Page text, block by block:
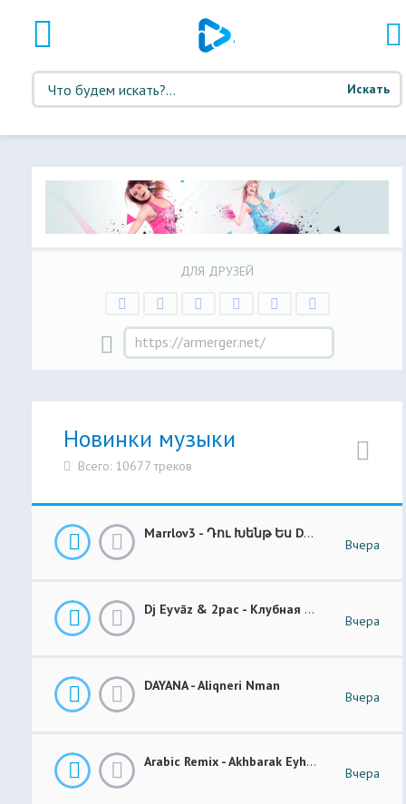
Искать
ДЛЯ ДРУЗЕЙ
Новинки музыки
Всего: 10677 треков
Marrlov3 - Դու Խենթ Ես Du Khent Es COVER
Вчера
Dj Eyvāz & 2pac - Клубная Музыка “ Luxury Money “ Club Remix (BASS BOOSTED)
Вчера
DAYANA - Aliqneri Nman
Вчера
Arabic Remix - Akhbarak Eyh (Prod. Elsen Pro)
Вчера